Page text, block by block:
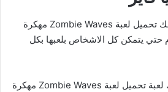
تتيح لك تحميل لعبة Zombie Waves مهكرة
حتي يتمكن كل الاشخاص بلعبها بكل
توفر لك لعبة تحميل لعبة Zombie Waves مهكرة